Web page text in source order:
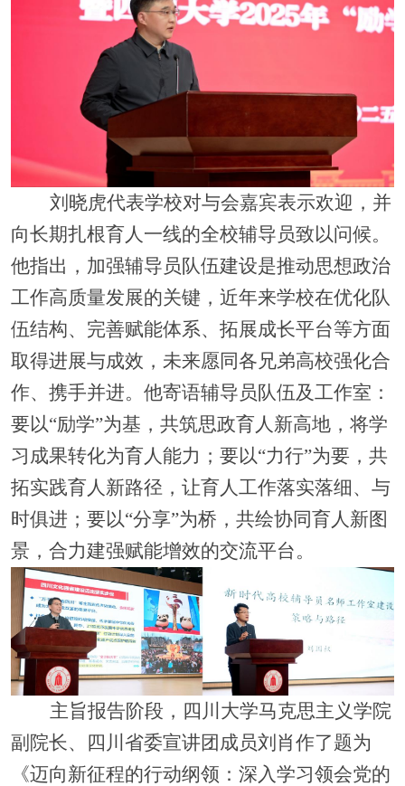
刘晓虎代表学校对与会嘉宾表示欢迎，并
向长期扎根育人一线的全校辅导员致以问候。
他指出，加强辅导员队伍建设是推动思想政治
工作高质量发展的关键，近年来学校在优化队
伍结构、完善赋能体系、拓展成长平台等方面
取得进展与成效，未来愿同各兄弟高校强化合
作、携手并进。他寄语辅导员队伍及工作室：
要以“励学”为基，共筑思政育人新高地，将学
习成果转化为育人能力；要以“力行”为要，共
拓实践育人新路径，让育人工作落实落细、与
时俱进；要以“分享”为桥，共绘协同育人新图
景，合力建强赋能增效的交流平台。
主旨报告阶段，四川大学马克思主义学院
副院长、四川省委宣讲团成员刘肖作了题为
《迈向新征程的行动纲领：深入学习领会党的